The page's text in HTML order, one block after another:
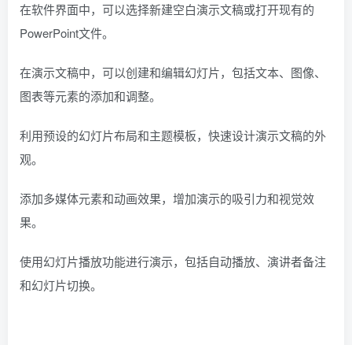
在软件界面中，可以选择新建空白演示文稿或打开现有的
PowerPoint文件。
在演示文稿中，可以创建和编辑幻灯片，包括文本、图像、
图表等元素的添加和调整。
利用预设的幻灯片布局和主题模板，快速设计演示文稿的外
观。
添加多媒体元素和动画效果，增加演示的吸引力和视觉效
果。
使用幻灯片播放功能进行演示，包括自动播放、演讲者备注
和幻灯片切换。